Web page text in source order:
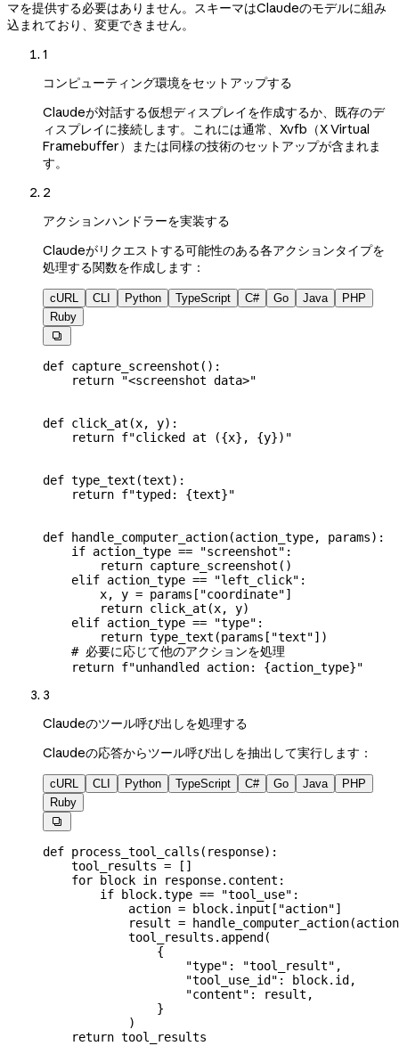
マを提供する必要はありません。スキーマはClaudeのモデルに組み
込まれており、変更できません。
1
コンピューティング環境をセットアップする
Claudeが対話する仮想ディスプレイを作成するか、既存のデ
ィスプレイに接続します。これには通常、Xvfb（X Virtual
Framebuffer）または同様の技術のセットアップが含まれま
す。
2
アクションハンドラーを実装する
Claudeがリクエストする可能性のある各アクションタイプを
処理する関数を作成します：
cURL CLI Python TypeScript C# Go Java
PHP
Ruby

def capture_screenshot ():
    return
"<screenshot data>"
def click_at (x, y):
    return
f"clicked at ({x} , {y})"
def type_text (text):
    return
f"typed: {text}"
def handle_computer_action(action_type, params):
    if
action_type == "screenshot" :
        return
capture_screenshot()
    elif
action_type == "left_click" :
        x, y
= params[ "coordinate"]
        return
click_at(x, y)
    elif
action_type == "type" :
        return
type_text(params[ "text"])
    # 必要に応じて他のアクションを処理
    return
f"unhandled action: {action_type}"
3
Claudeのツール呼び出しを処理する
Claudeの応答からツール呼び出しを抽出して実行します：
cURL CLI Python TypeScript C# Go Java
PHP
Ruby

def process_tool_calls ( response):
    tool_results
= []
    for
block in response.content:
        if
block.type == "tool_use" :
            action
= block.input[ "action"]
            result
=
            tool_results.append(
                {
                    "type"
: "tool_result" ,
                    "tool_use_id"
: block.id,
                    "content"
: result,
                }
            )
    return
tool_results